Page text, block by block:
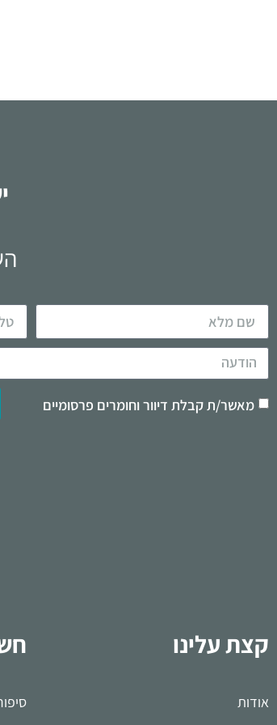
מאשר/ת קבלת דיוור וחומרים פרסומיים
קצת עלינו
אודות